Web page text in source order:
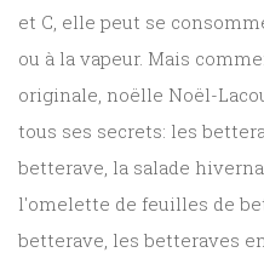
et C, elle peut se
ou à la vapeur. Mais
originale, noëlle Noël-
tous ses secrets: les
betterave, la salade
l'omelette de feuilles de
betterave, les betteraves